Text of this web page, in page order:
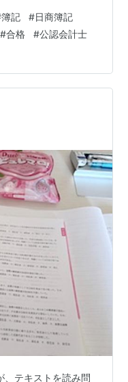
問 １２／１２ 合計
同様、ギリギリの結
。 参考までに、出題
１問 リース会計、
） 第２問 株主資本
簿記 #日商簿記
#合格 #公認会計士
、テキストを読み問